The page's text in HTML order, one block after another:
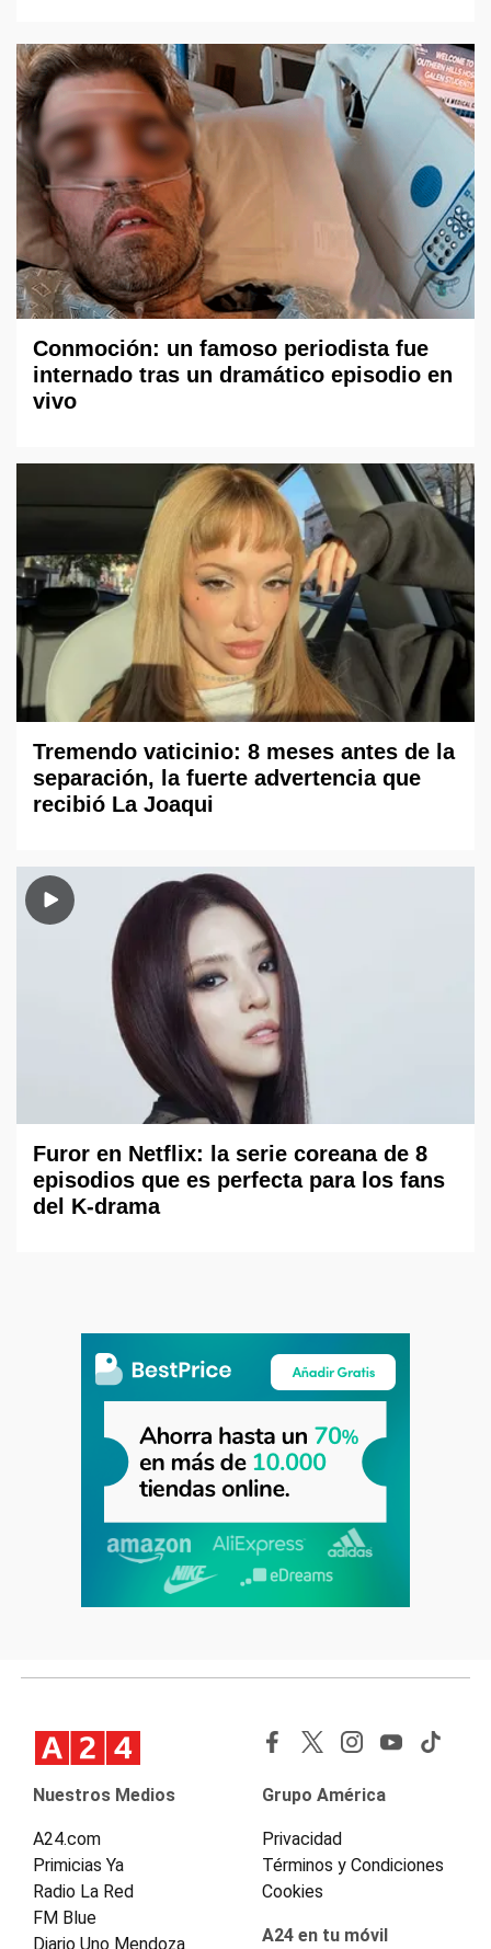
Conmoción: un famoso periodista fue
internado tras un dramático episodio en
vivo
Tremendo vaticinio: 8 meses antes de la
separación, la fuerte advertencia que
recibió La Joaqui
Furor en Netflix: la serie coreana de 8
episodios que es perfecta para los fans
del K-drama
Nuestros Medios
A24.com
Primicias Ya
Radio La Red
FM Blue
Diario Uno Mendoza
Grupo América
Privacidad
Términos y Condiciones
Cookies
A24 en tu móvil